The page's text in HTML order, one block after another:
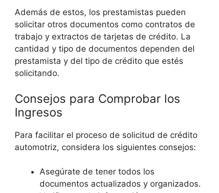
Además de estos, los prestamistas pueden
solicitar otros documentos como contratos de
trabajo y extractos de tarjetas de crédito. La
cantidad y tipo de documentos dependen del
prestamista y del tipo de crédito que estés
solicitando.
Consejos para Comprobar los
Ingresos
Para facilitar el proceso de solicitud de crédito
automotriz, considera los siguientes consejos:
Asegúrate de tener todos los
documentos actualizados y organizados.